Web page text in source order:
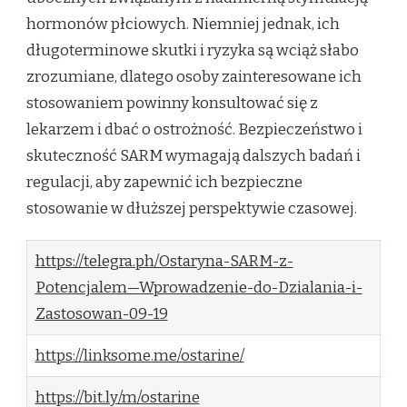
hormonów płciowych. Niemniej jednak, ich
długoterminowe skutki i ryzyka są wciąż słabo
zrozumiane, dlatego osoby zainteresowane ich
stosowaniem powinny konsultować się z
lekarzem i dbać o ostrożność. Bezpieczeństwo i
skuteczność SARM wymagają dalszych badań i
regulacji, aby zapewnić ich bezpieczne
stosowanie w dłuższej perspektywie czasowej.
https://telegra.ph/Ostaryna-SARM-z-
Potencjalem—Wprowadzenie-do-Dzialania-i-
Zastosowan-09-19
https://linksome.me/ostarine/
https://bit.ly/m/ostarine